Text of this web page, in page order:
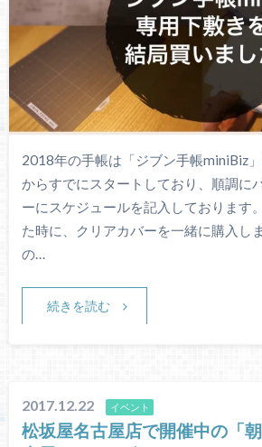
2018年の手帳は「ジブン手帳miniBiz
からすでにスタートしており、順調に
ーにスケジュールを記入しております
た時に、クリアカバーを一緒に購入し
の…
続きを読む
2017.12.22 イベント
松坂屋名古屋店で開催中の「